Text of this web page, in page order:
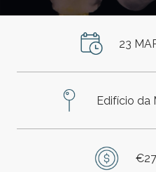
23
Edifício da